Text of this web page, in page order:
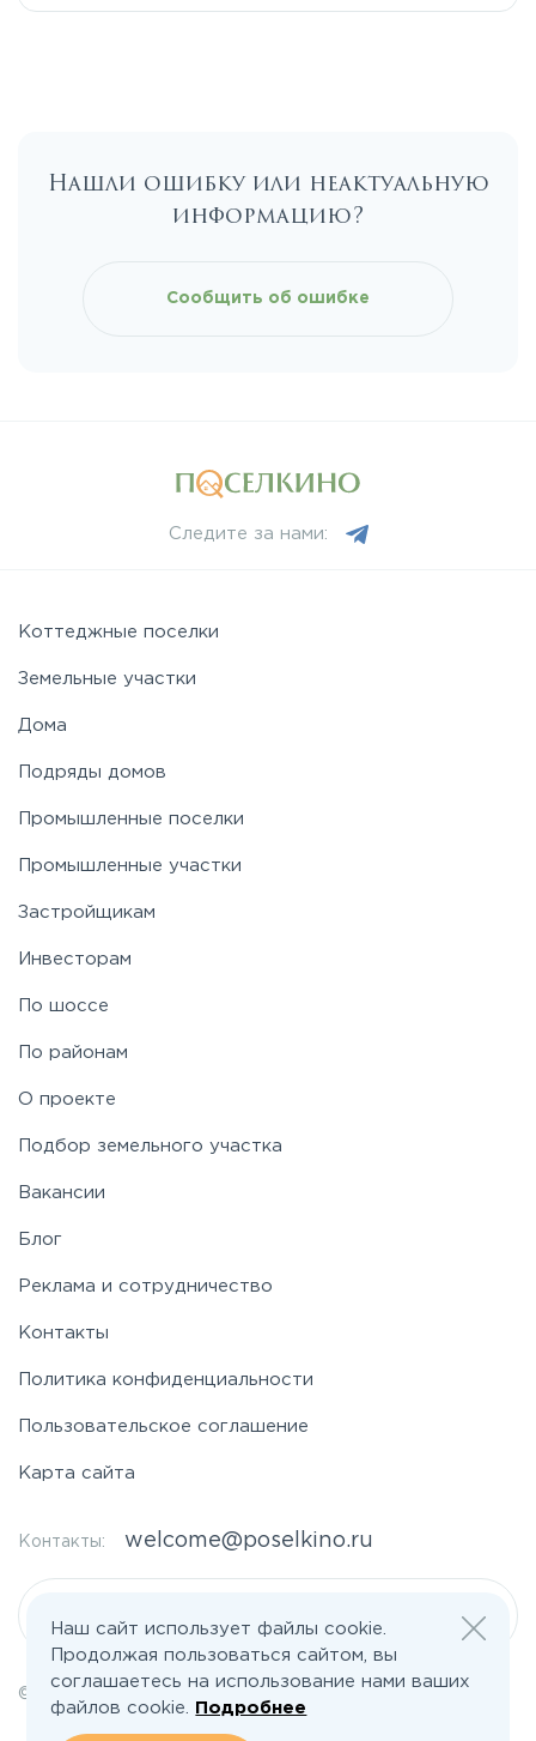
Каширское
Новорижское
Носовихинское
Рогачёвское
Таракановское
Щелковское
Нашли ошибку или неактуальную
информацию?
Сообщить об ошибке
Следите за нами:
Коттеджные поселки
Земельные участки
Дома
Подряды домов
Промышленные поселки
Промышленные участки
Застройщикам
Инвесторам
По шоссе
По районам
О проекте
Подбор земельного участка
Вакансии
Блог
Реклама и сотрудничество
Контакты
Политика конфиденциальности
Пользовательское соглашение
Карта сайта
Контакты: welcome@poselkino.ru
© 2026 Все права защищены | poselkino.ru
ИП Маслов Дмитрий Валерьевич
Наш сайт использует файлы cookie.
Продолжая пользоваться сайтом, вы
соглашаетесь на использование нами ваших
файлов cookie.
Подробнее